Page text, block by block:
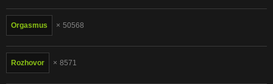
Orgasmus 50568
Rozhovor 8571